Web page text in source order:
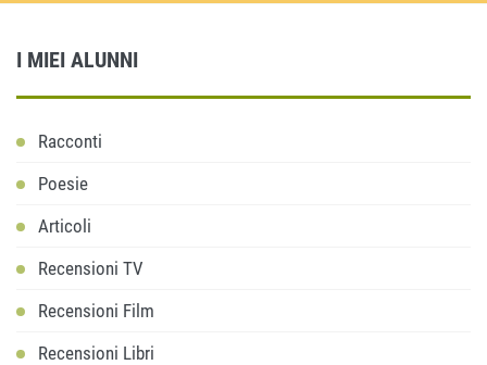
I MIEI ALUNNI
Racconti
Poesie
Articoli
Recensioni TV
Recensioni Film
Recensioni Libri